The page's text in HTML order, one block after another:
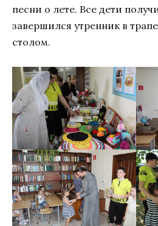
песни о лете. Все дети
завершился утренник в
столом.